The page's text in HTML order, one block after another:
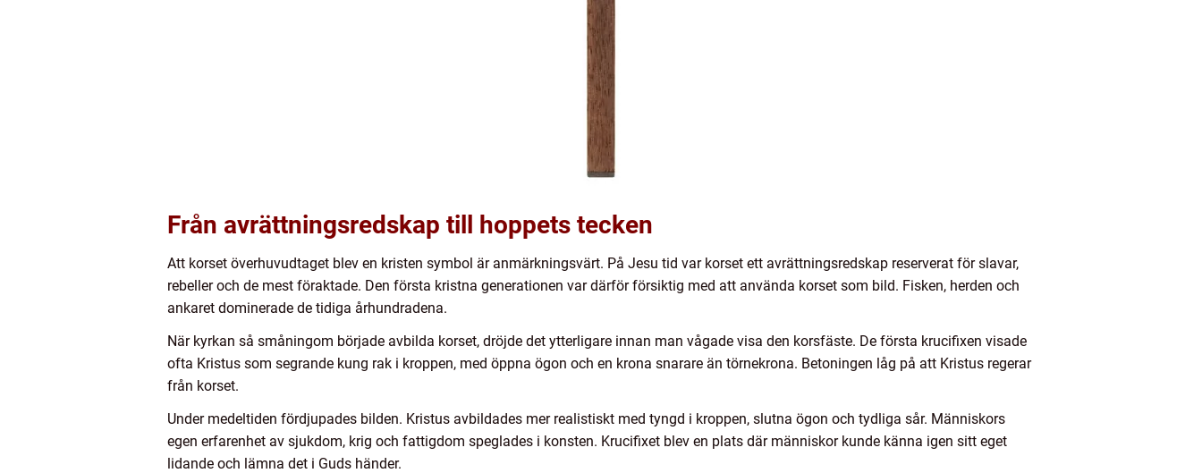
Från avrättningsredskap till hoppets tecken
Att korset överhuvudtaget blev en kristen symbol är anmärkningsvärt. På Jesu tid var korset ett avrättningsredskap reserverat för slavar,
rebeller och de mest föraktade. Den första kristna generationen var därför försiktig med att använda korset som bild. Fisken, herden och
ankaret dominerade de tidiga århundradena.
När kyrkan så småningom började avbilda korset, dröjde det ytterligare innan man vågade visa den korsfäste. De första krucifixen visade
ofta Kristus som segrande kung rak i kroppen, med öppna ögon och en krona snarare än törnekrona. Betoningen låg på att Kristus regerar
från korset.
Under medeltiden fördjupades bilden. Kristus avbildades mer realistiskt med tyngd i kroppen, slutna ögon och tydliga sår. Människors
egen erfarenhet av sjukdom, krig och fattigdom speglades i konsten. Krucifixet blev en plats där människor kunde känna igen sitt eget
lidande och lämna det i Guds händer.